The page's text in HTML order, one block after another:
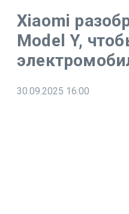
Xiaomi
Model Y,
30.09.2025 16:00